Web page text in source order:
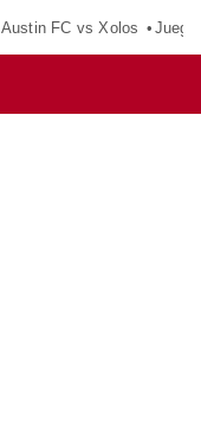
Austin FC vs Xolos